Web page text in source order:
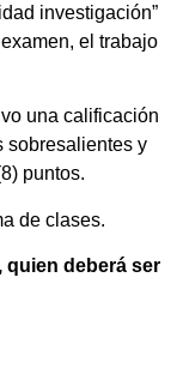
investigación”
el trabajo
una calificación
sobresalientes y
puntos.
de clases.
quien deberá ser